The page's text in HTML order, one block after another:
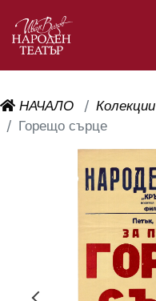
НАЧАЛО Колекции
Горещо сърце